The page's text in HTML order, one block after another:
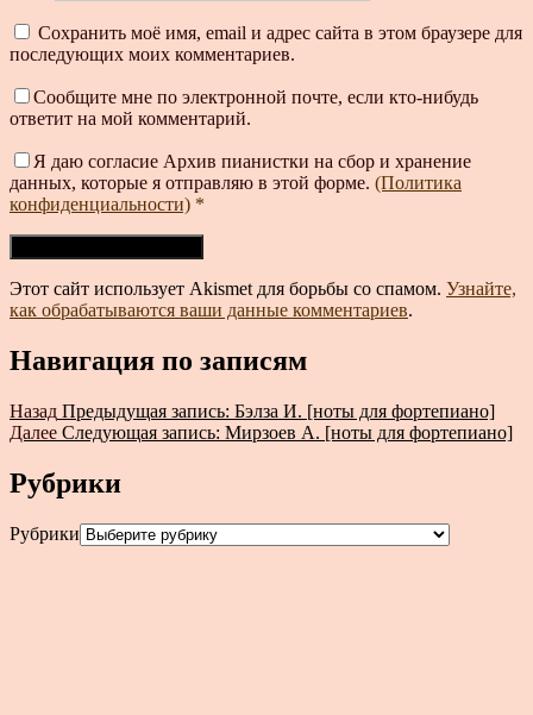
Сохранить моё имя, email и адрес сайта в этом браузере для
последующих моих комментариев.
Сообщите мне по электронной почте, если кто-нибудь
ответит на мой комментарий.
Я даю согласие Архив пианистки на сбор и хранение
данных, которые я отправляю в этой форме. (Политика
конфиденциальности) *
Этот сайт использует Akismet для борьбы со спамом. Узнайте,
как обрабатываются ваши данные комментариев.
Навигация по записям
Назад Предыдущая запись: Бэлза И. [ноты для фортепиано]
Далее Следующая запись: Мирзоев А. [ноты для фортепиано]
Рубрики
Рубрики